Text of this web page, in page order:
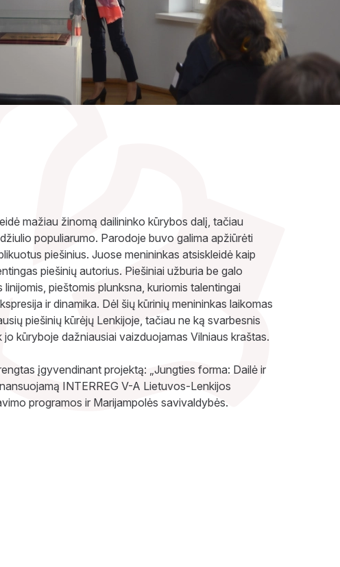
mažiau žinomą dailininko kūrybos dalį, tačiau
populiarumo. Parodoje buvo galima apžiūrėti
piešinius. Juose menininkas atsiskleidė kaip
piešinių autorius. Piešiniai užburia be galo
linijomis, pieštomis plunksna, kuriomis talentingai
ir dinamika. Dėl šių kūrinių menininkas laikomas
piešinių kūrėjų Lenkijoje, tačiau ne ką svarbesnis
jo kūryboje dažniausiai vaizduojamas Vilniaus kraštas.
įgyvendinant projektą: „Jungties forma: Dailė ir
INTERREG V-A Lietuvos-Lenkijos
programos ir Marijampolės savivaldybės.